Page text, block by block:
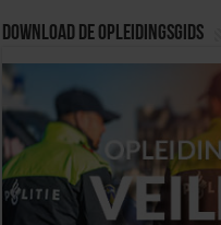
Download de opleidingsgids